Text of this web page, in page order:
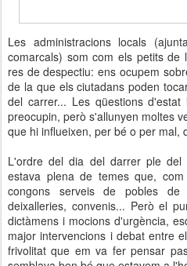
Les administracions locals
comarcals) som com els petits
res de despectiu: ens ocupem
de la que els ciutadans poden
del carrer... Les qüestions
preocupin, però s'allunyen moltes
que hi influeixen, per bé o per mal,
L'ordre del dia del darrer ple del
estava plena de temes que,
congons serveis de pobles de
deixalleries, convenis... Però el
dictàmens i mocions d'urgència,
major intervencions i debat entre
frivolitat que em va fer pensar